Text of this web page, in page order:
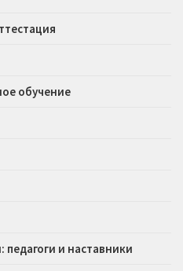
обучение
и наставники